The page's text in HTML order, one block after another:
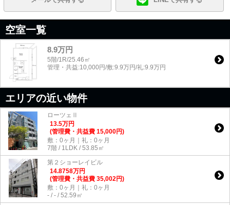
空室一覧
8.9万円
5階/1R/25.46㎡
管理・共益:10,000円/敷:9.9万円/礼:9.9万円
エリアの近い物件
ローツェⅡ
13.5万円
(管理費・共益費 15,000円)
敷：0ヶ月｜礼：0ヶ月
7階 / 1LDK / 53.85㎡
第２ショーレイビル
14.8758万円
(管理費・共益費 35,002円)
敷：0ヶ月｜礼：0ヶ月
- / - / 52.59㎡